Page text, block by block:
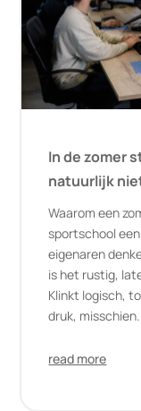
In de zomer
natuurlijk
Waarom een
sportschool
eigenaren
is het rustig,
Klinkt logisch,
druk,
read more